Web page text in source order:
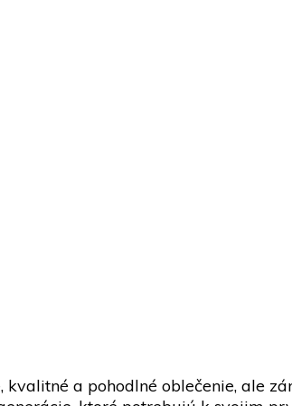
a pohodlné oblečenie, ale